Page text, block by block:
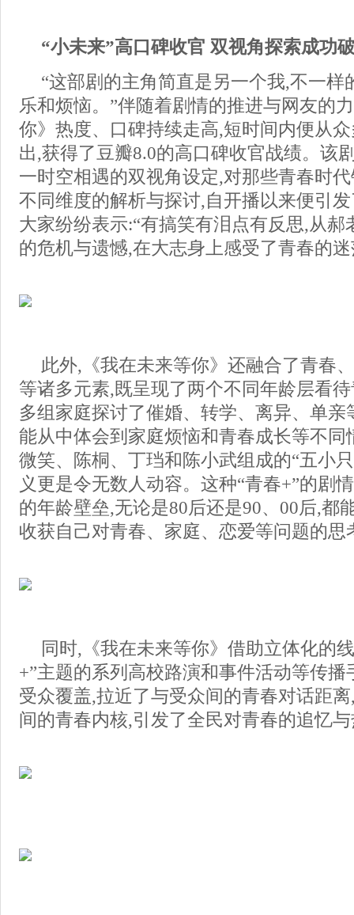
“小未来”高口碑收官 双视角探索成功
“这部剧的主角简直是另一个我,不一样
乐和烦恼。”伴随着剧情的推进与网友的
你》热度、口碑持续走高,短时间内便从
出,获得了豆瓣8.0的高口碑收官战绩。该
一时空相遇的双视角设定,对那些青春时
不同维度的解析与探讨,自开播以来便引
大家纷纷表示:“有搞笑有泪点有反思,从郝
的危机与遗憾,在大志身上感受了青春的
此外,《我在未来等你》还融合了青春
等诸多元素,既呈现了两个不同年龄层看
多组家庭探讨了催婚、转学、离异、单亲
能从中体会到家庭烦恼和青春成长等不同
微笑、陈桐、丁珰和陈小武组成的“五小
义更是令无数人动容。这种“青春+”的剧
的年龄壁垒,无论是80后还是90、00后,都
收获自己对青春、家庭、恋爱等问题的思
同时,《我在未来等你》借助立体化的
+”主题的系列高校路演和事件活动等传
受众覆盖,拉近了与受众间的青春对话距
间的青春内核,引发了全民对青春的追忆